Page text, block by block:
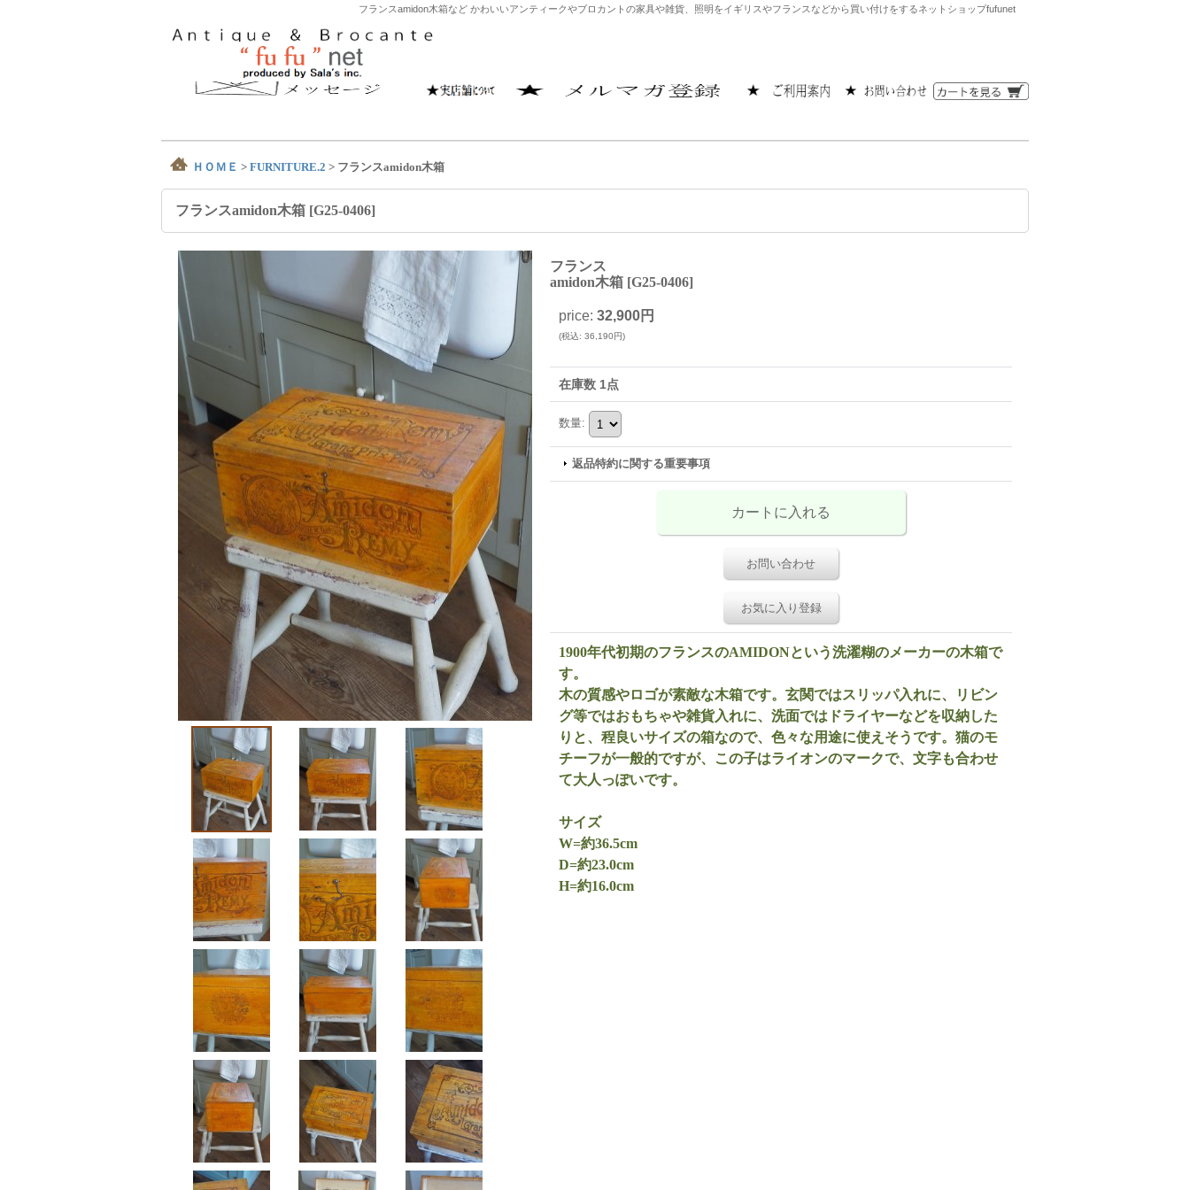
フランスamidon木箱など かわいいアンティークやブロカントの家具や雑貨、照明をイギリスやフランスなどから買い付けをするネットショップfufunet
ＨＯＭＥ > FURNITURE.2 > フランスamidon木箱
フランスamidon木箱 [G25-0406]
フランス
amidon木箱 [G25-0406]
price: 32,900円
(税込: 36,190円)
在庫数 1点
数量:
返品特約に関する重要事項
お問い合わせ
お気に入り登録
1900年代初期のフランスのAMIDONという洗濯糊のメーカーの木箱で
す。
木の質感やロゴが素敵な木箱です。玄関ではスリッパ入れに、リビン
グ等ではおもちゃや雑貨入れに、洗面ではドライヤーなどを収納した
りと、程良いサイズの箱なので、色々な用途に使えそうです。猫のモ
チーフが一般的ですが、この子はライオンのマークで、文字も合わせ
て大人っぽいです。
サイズ
W=約36.5cm
D=約23.0cm
H=約16.0cm